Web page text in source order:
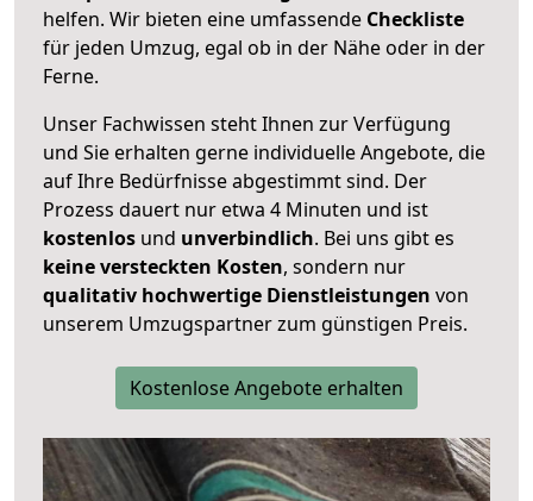
helfen. Wir bieten eine umfassende Checkliste
für jeden Umzug, egal ob in der Nähe oder in der
Ferne.
Unser Fachwissen steht Ihnen zur Verfügung
und Sie erhalten gerne individuelle Angebote, die
auf Ihre Bedürfnisse abgestimmt sind. Der
Prozess dauert nur etwa 4 Minuten und ist
kostenlos und unverbindlich. Bei uns gibt es
keine versteckten Kosten, sondern nur
qualitativ hochwertige Dienstleistungen von
unserem Umzugspartner zum günstigen Preis.
Kostenlose Angebote erhalten